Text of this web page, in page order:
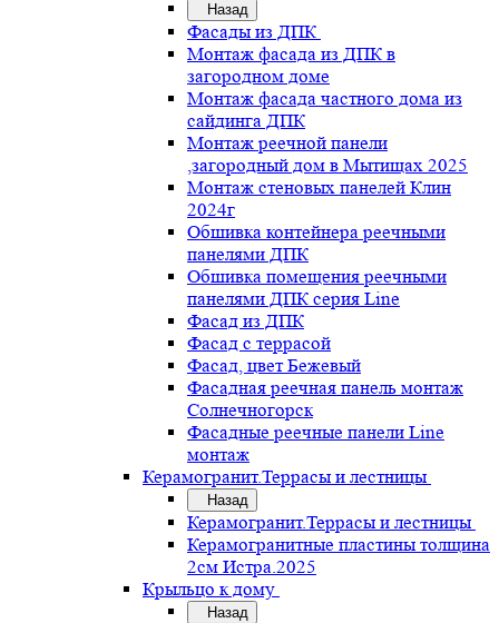
Назад
Фасады из ДПК
Монтаж фасада из ДПК в
загородном доме
Монтаж фасада частного дома из
сайдинга ДПК
Монтаж реечной панели
,загородный дом в Мытищах 2025
Монтаж стеновых панелей Клин
2024г
Обшивка контейнера реечными
панелями ДПК
Обшивка помещения реечными
панелями ДПК серия Line
Фасад из ДПК
Фасад с террасой
Фасад, цвет Бежевый
Фасадная реечная панель монтаж
Солнечногорск
Фасадные реечные панели Line
монтаж
Керамогранит.Террасы и лестницы
Назад
Керамогранит.Террасы и лестницы
Керамогранитные пластины толщина
2см Истра.2025
Крыльцо к дому
Назад